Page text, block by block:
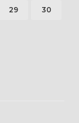
29 30